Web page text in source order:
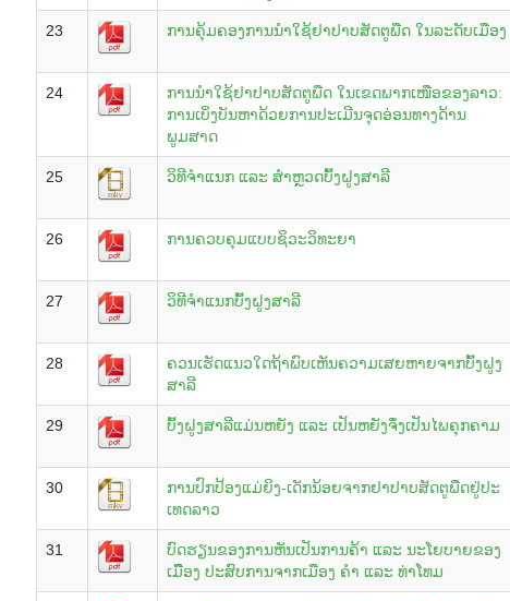
23 ການຄຸ້ມຄອງການນໍາໃຊ້ຢາປາບສັດຕູພືດ ໃນລະດັບເມືອງ
24
ການນຳໃຊ້ຢາປາບສັດຕູພືດ ໃນເຂດພາກເໜືອຂອງລາວ:
ການເບິ່ງບັນຫາດ້ວຍການປະເມີນຈຸດອ່ອນທາງດ້ານ
ພູມສາດ
25 ວິທີຈຳແນກ ແລະ ສຳຫຼວດບົ້ງຝູງສາລີ
26 ການຄວບຄຸມແບບຊິວະວິທະຍາ
27 ວິທີຈຳແນກບົ້ງຝູງສາລີ
28
ຄວນເຮັດແນວໃດຖ້າພົບເຫັນຄວາມເສຍຫາຍຈາກບົ້ງຝູງ
ສາລີ
29 ບົ້ງຝູງສາລີແມ່ນຫຍັງ ແລະ ເປັນຫຍັງຈຶ່ງເປັນໄພຄຸກຄາມ
30
ການ​ປົກ​ປ້ອງ​ແມ່​ຍິງ-ເດັກ​ນ້ອຍ​ຈາກ​ຢາ​ປາບ​ສັດ​ຕູ​ພືດ​ຢູ່​ປະ​
ເທດ​ລາວ
31
ບົດຮຽນຂອງການຫັນເປັນການຄ້າ ແລະ ນະໂຍບາຍຂອງ
ເມືຶອງ ປະສົບການຈາກເມືອງ ຄຳ ແລະ ທ່າໂທມ